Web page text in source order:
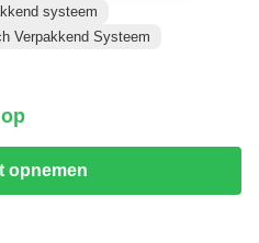
systeem
Verpakkend Systeem
opnemen